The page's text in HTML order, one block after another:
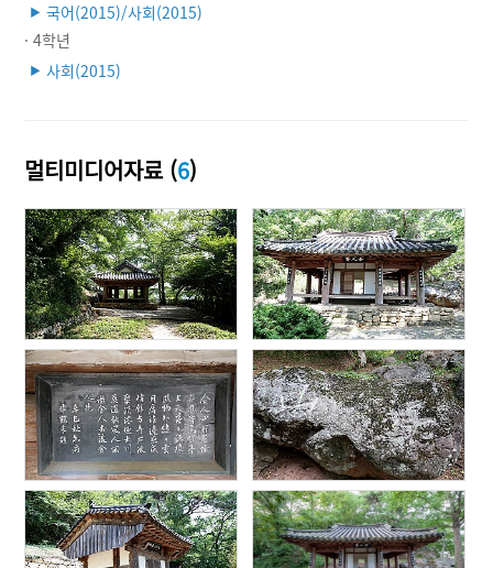
▶ 국어(2015)/사회(2015)
· 4학년
▶ 사회(2015)
멀티미디어자료 (6)